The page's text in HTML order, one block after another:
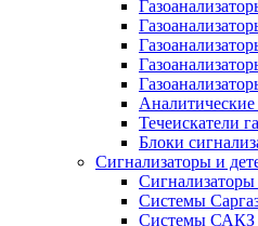
Течеискатели
Блоки
Сигнализаторы и
Системы
Системы САКЗ